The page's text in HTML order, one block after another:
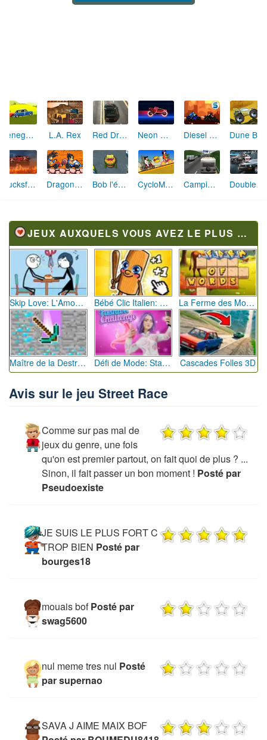
Renegade Racing L.A. Rex Red Driver 3 Neon Rider Diesel and Death
Trucksformers Dragon Ball Kart Bob l'éponge : Livreur CycloManiacs Camping-Car Double Pursuit
JEUX AUXQUELS VOUS AVEZ LE PLUS JOUÉ
Skip Love: L'Amour en Péril Bébé Clic Italien: La Folie des Petits Bambins La Ferme des Mots - Cultivez votre Vocabulaire
Maître de la Destruction: Fusion de Pioches Défi de Mode: Star du Podium Cascades Folles 3D
Avis sur le jeu Street Race
Comme sur pas mal de
jeux du genre, une fois
qu'on est premier partout, on fait quoi de plus ? ...
Sinon, il fait passer un bon moment ! Posté par
Pseudoexiste
JE SUIS LE PLUS FORT C
TROP BIEN Posté par
bourges18
mouais bof Posté par
swag5600
nul meme tres nul Posté
par supernao
SAVA J AIME MAIX BOF